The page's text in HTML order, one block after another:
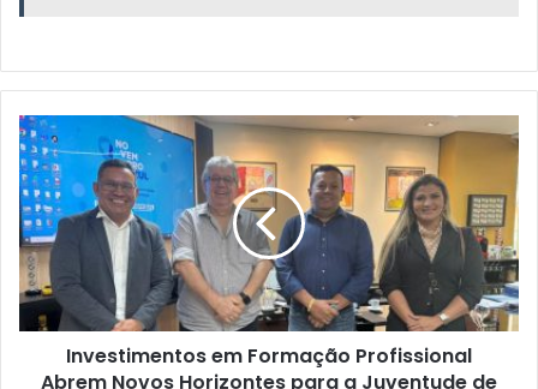
I
n
v
e
s
t
m
e
Investimentos em Formação Profissional
Abrem Novos Horizontes para a Juventude de